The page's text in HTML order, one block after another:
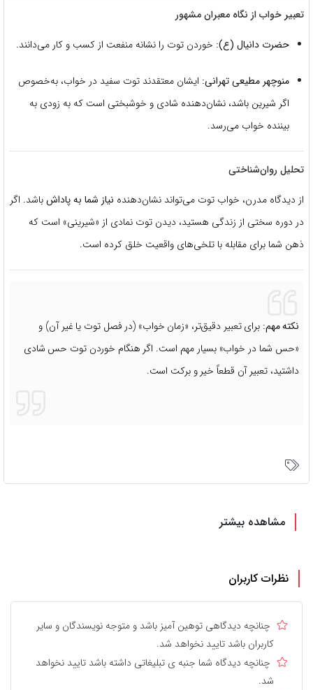
تعبیر خواب از نگاه معبران مشهور
حضرت دانیال (ع): خوردن توت را نشانه منفعت از کسب و کار می‌دانند.
منوچهر مطیعی تهرانی: ایشان معتقدند توت سفید در خواب، به‌خصوص
اگر شیرین باشد، نشان‌دهنده شادی و خوشبختی است که به زودی به
بیننده خواب می‌رسد.
تحلیل روان‌شناختی
از دیدگاه مدرن، خواب توت می‌تواند نشان‌دهنده نیاز شما به پاداشباشد. اگر
در دوره سختی از زندگی هستید، دیدن توت نمادی از «شیرینی» است که
ذهن شما برای مقابله با تلخی‌های واقعیت خلق کرده است.
نکته مهم: برای تعبیر دقیق‌تر، «زمان خواب» (در فصل توت یا غیر آن) و
«حس شما در خواب» بسیار مهم است. اگر هنگام خوردن توت حس شادی
داشتید، تعبیر آن قطعاً خیر و برکت است.
مشاهده بیشتر
نظرات کاربران
چنانچه دیدگاهی توهین آمیز باشد و متوجه نویسندگان و سایر
کاربران باشد تایید نخواهد شد.
چنانچه دیدگاه شما جنبه ی تبلیغاتی داشته باشد تایید نخواهد
شد.